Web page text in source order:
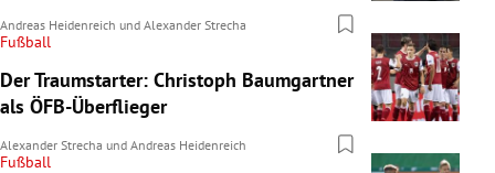
Andreas Heidenreich und Alexander Strecha
Fußball
Der Traumstarter: Christoph Baumgartner
als ÖFB-Überflieger
Alexander Strecha und Andreas Heidenreich
Fußball